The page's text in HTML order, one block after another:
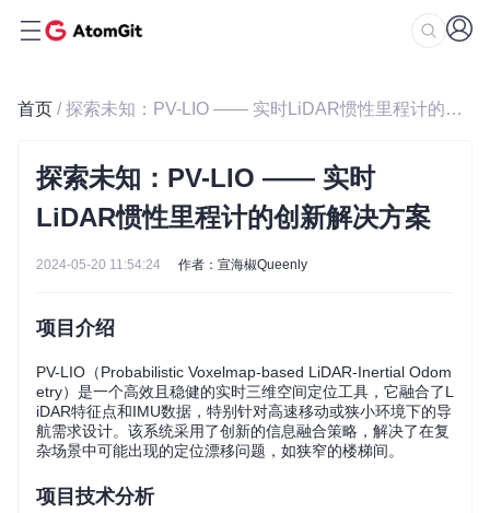
首页 / 探索未知：PV-LIO —— 实时LiDAR惯性里程计的创新解决方案
探索未知：PV-LIO —— 实时
LiDAR惯性里程计的创新解决方案
2024-05-20 11:54:24 作者：宣海椒Queenly
项目介绍
PV-LIO（Probabilistic Voxelmap-based LiDAR-Inertial Odom
etry）是一个高效且稳健的实时三维空间定位工具，它融合了L
iDAR特征点和IMU数据，特别针对高速移动或狭小环境下的导
航需求设计。该系统采用了创新的信息融合策略，解决了在复
杂场景中可能出现的定位漂移问题，如狭窄的楼梯间。
项目技术分析